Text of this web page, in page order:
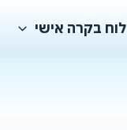
לוח בקרה אישי